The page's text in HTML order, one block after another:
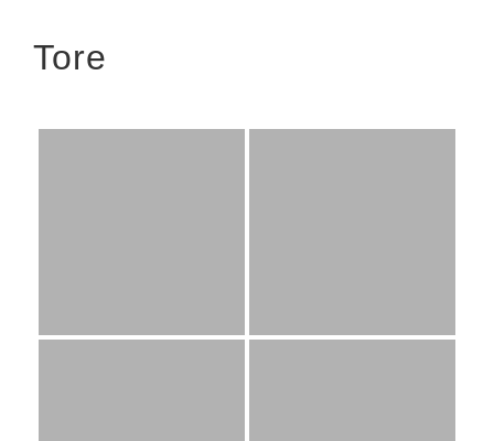
Tore